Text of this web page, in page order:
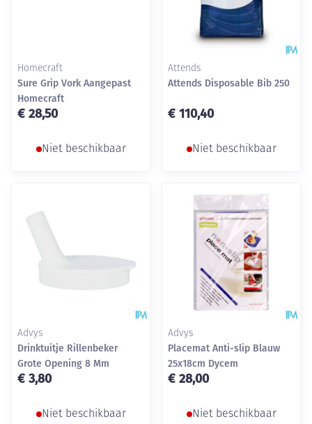
Homecraft
Sure Grip Vork Aangepast
Homecraft
€ 28,50
Niet beschikbaar
Attends
Attends Disposable Bib 250
€ 110,40
Niet beschikbaar
Advys
Drinktuitje Rillenbeker
Grote Opening 8 Mm
€ 3,80
Niet beschikbaar
Advys
Placemat Anti-slip Blauw
25x18cm Dycem
€ 28,00
Niet beschikbaar